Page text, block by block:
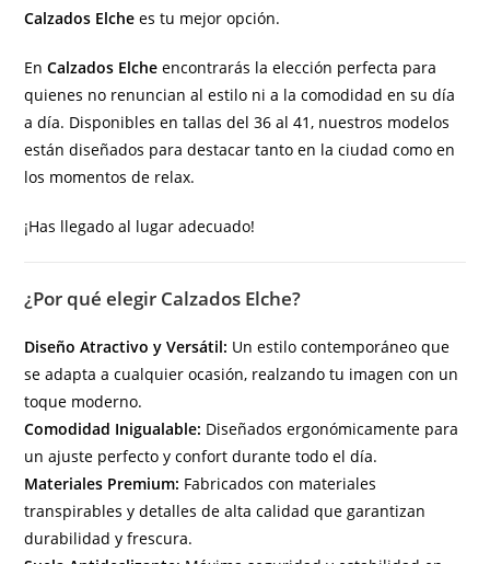
Calzados Elche es tu mejor opción.
EnCalzados Elche encontrarás la elección perfecta para
quienes no renuncian al estilo ni a la comodidad en su día
a día. Disponibles en tallas del 36 al 41, nuestros modelos
están diseñados para destacar tanto en la ciudad como en
los momentos de relax.
¡Has llegado al lugar adecuado!
¿Por qué elegir Calzados Elche?
Diseño Atractivo y Versátil: Un estilo contemporáneo que
se adapta a cualquier ocasión, realzando tu imagen con un
toque moderno.
Comodidad Inigualable: Diseñados ergonómicamente para
un ajuste perfecto y confort durante todo el día.
Materiales Premium: Fabricados con materiales
transpirables y detalles de alta calidad que garantizan
durabilidad y frescura.